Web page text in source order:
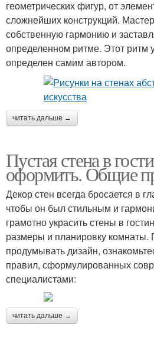
геометрических фигур, от
сложнейших конструкций.
собственную гармонию и
определенном ритме. Этот ритм
определен самим автором.
читать дальше →
Пустая стена в
оформить. Общие
Декор стен всегда бросается в
чтобы он был стильным и
грамотно украсить стены в
размеры и планировку комнаты.
продумывать дизайн,
правил, сформулированных
специалистами:
читать дальше →